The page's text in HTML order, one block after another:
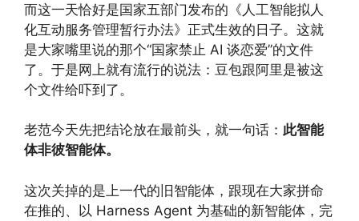
而这一天恰好是国家五部门发布的《人工智能拟人
化互动服务管理暂行办法》正式生效的日子。这就
是大家嘴里说的那个“国家禁止 AI 谈恋爱”的文件
了。于是网上就有流行的说法：豆包跟阿里是被这
个文件给吓到了。
老范今天先把结论放在最前头，就一句话： 此智能
体非彼智能体。
这次关掉的是上一代的旧智能体，跟现在大家拼命
在推的、以 Harness Agent 为基础的新智能体，完